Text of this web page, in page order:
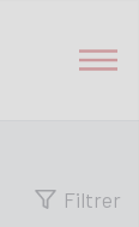
Filtrer